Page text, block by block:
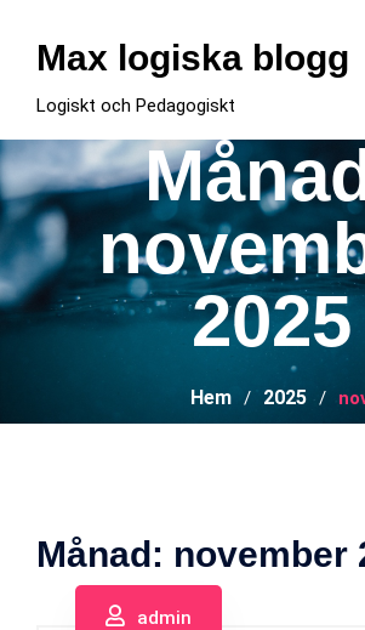
innehållMax logiska blogg
Logiskt och Pedagogiskt
2025
Hem 2025
Månad: november
admin